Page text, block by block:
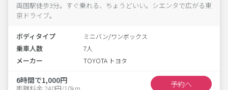
両国駅徒歩3分。すぐ乗れる、ちょうどいい。シエンタで広がる東
京ドライブ。
ボディタイプ ミニバン/ワンボックス
乗車人数 7人
メーカー TOYOTA トヨタ
6時間で1,000円
距離料金 240円/10km 予約へ